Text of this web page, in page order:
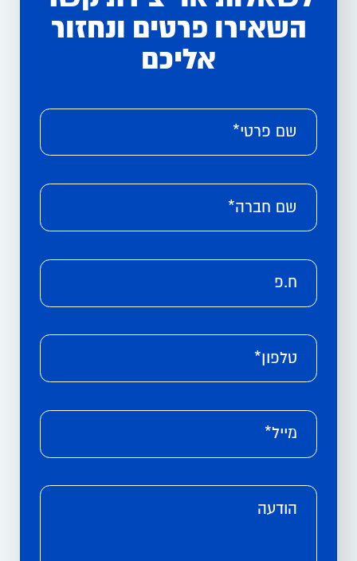
השאירו פרטים ונחזור
אליכם
Please leave this field empty.
שם פרטי*
שם חברה*
ח.פ
טלפון*
מייל*
הודעה
Alternative: